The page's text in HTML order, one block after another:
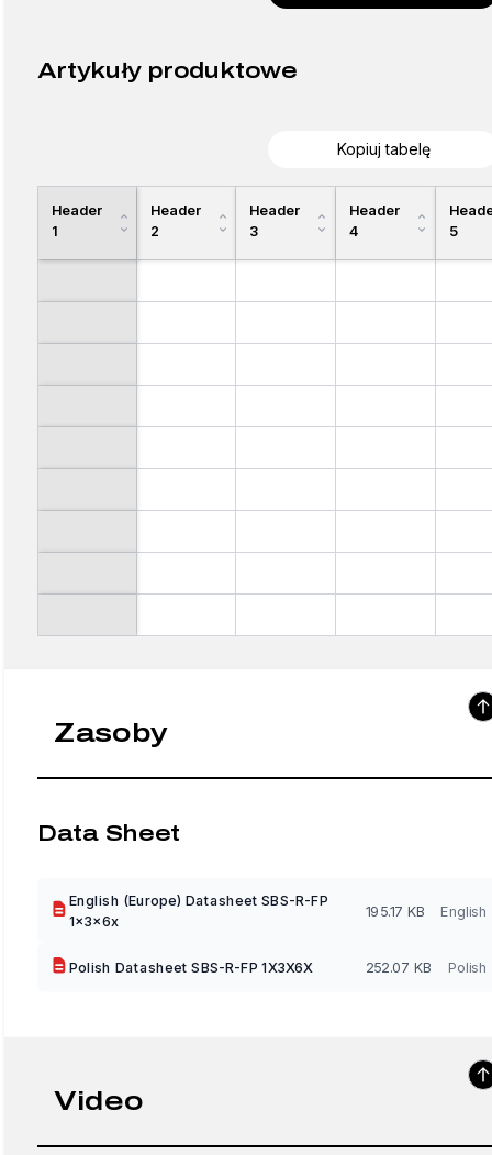
Artykuły produktowe
Kopiuj tabelę
Header
1
Header
2
Header
3
Header
4
5
Zasoby
Data Sheet
English (Europe) Datasheet SBS-R-FP
1x3x6x
195.17 KB English
Polish Datasheet SBS-R-FP 1X3X6X 252.07 KB Polish
Video